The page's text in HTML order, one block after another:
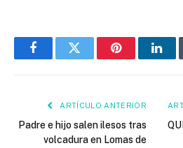
FacebookTwitter Pinterest
ARTÍCULO ANTERIOR
Padre e hijo salen ilesos tras
volcadura en Lomas de